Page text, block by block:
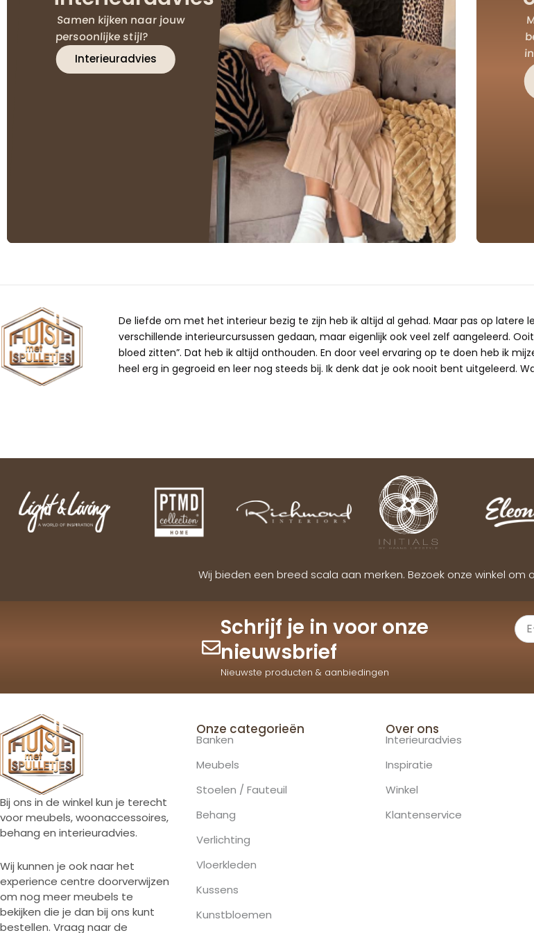
Samen kijken naar jouw
persoonlijke stijl?
Interieuradvies
De liefde om met het interieur bezig te zijn heb ik altijd al gehad. Maar pas op
verschillende interieurcursussen gedaan, maar eigenlijk ook veel zelf aangeleerd.
bloed zitten”. Dat heb ik altijd onthouden. En door veel ervaring op te doen heb ik
heel erg in gegroeid en leer nog steeds bij. Ik denk dat je ook nooit bent uitgeleerd.
Wij bieden een breed scala aan merken. Bezoek onze winkel
Schrijf je in voor onze
nieuwsbrief
Nieuwste producten & aanbiedingen
Bij ons in de winkel kun je terecht
voor meubels, woonaccessoires,
behang en interieuradvies.
Wij kunnen je ook naar het
experience centre doorverwijzen
om nog meer meubels te
bekijken die je dan bij ons kunt
bestellen. Vraag naar de
Onze categorieën
Banken
Meubels
Stoelen / Fauteuil
Behang
Verlichting
Vloerkleden
Kussens
Kunstbloemen
Over ons
Interieuradvies
Inspiratie
Winkel
Klantenservice